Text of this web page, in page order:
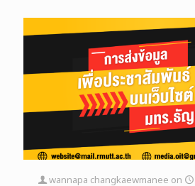
wannapa changkaewmanee on